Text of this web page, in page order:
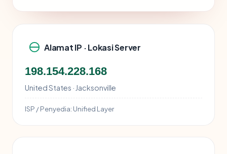
Alamat IP · Lokasi Server
198.154.228.168
United States · Jacksonville
ISP / Penyedia: Unified Layer